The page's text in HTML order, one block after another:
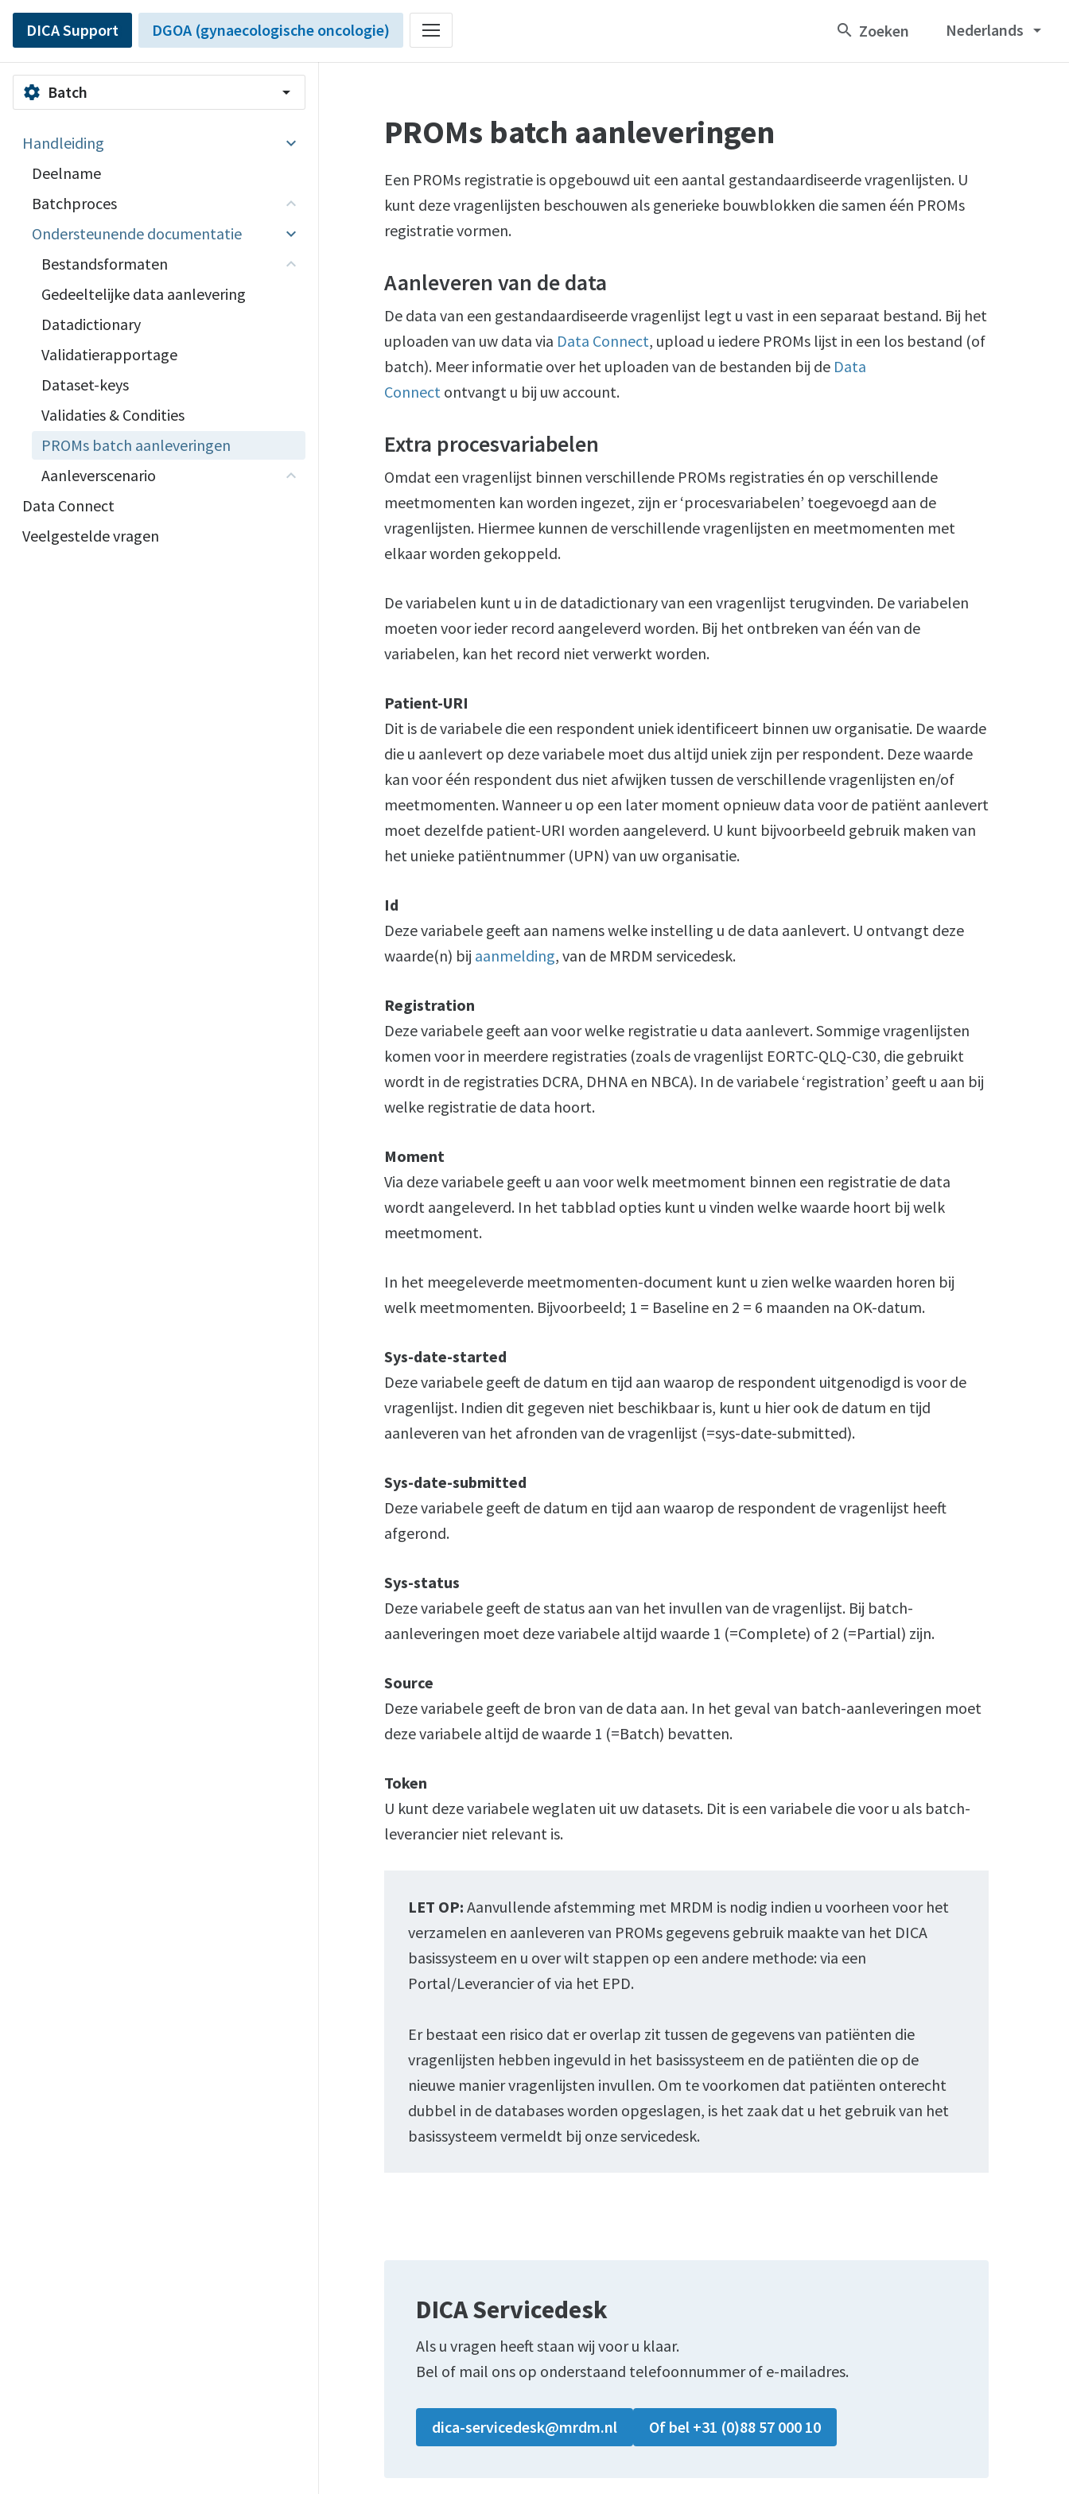
DICA Support DGOA (gynaecologische oncologie) Nederlands arrow_drop_down
settings Batch arrow_drop_down
Handleiding
Deelname
Batchproces
Ondersteunende documentatie
Bestandsformaten
Gedeeltelijke data aanlevering
Datadictionary
Validatierapportage
Dataset-keys
Validaties & Condities
PROMs batch aanleveringen
Aanleverscenario
Data Connect
Veelgestelde vragen
PROMs batch aanleveringen
Een PROMs registratie is opgebouwd uit een aantal gestandaardiseerde vragenlijsten. U
kunt deze vragenlijsten beschouwen als generieke bouwblokken die samen één PROMs
registratie vormen.
Aanleveren van de data
De data van een gestandaardiseerde vragenlijst legt u vast in een separaat bestand. Bij het
uploaden van uw data via Data Connect, upload u iedere PROMs lijst in een los bestand (of
batch). Meer informatie over het uploaden van de bestanden bij de Data
Connect ontvangt u bij uw account.
Extra procesvariabelen
Omdat een vragenlijst binnen verschillende PROMs registraties én op verschillende
meetmomenten kan worden ingezet, zijn er ‘procesvariabelen’ toegevoegd aan de
vragenlijsten. Hiermee kunnen de verschillende vragenlijsten en meetmomenten met
elkaar worden gekoppeld.
De variabelen kunt u in de datadictionary van een vragenlijst terugvinden. De variabelen
moeten voor ieder record aangeleverd worden. Bij het ontbreken van één van de
variabelen, kan het record niet verwerkt worden.
Patient-URI
Dit is de variabele die een respondent uniek identificeert binnen uw organisatie. De waarde
die u aanlevert op deze variabele moet dus altijd uniek zijn per respondent. Deze waarde
kan voor één respondent dus niet afwijken tussen de verschillende vragenlijsten en/of
meetmomenten. Wanneer u op een later moment opnieuw data voor de patiënt aanlevert
moet dezelfde patient-URI worden aangeleverd. U kunt bijvoorbeeld gebruik maken van
het unieke patiëntnummer (UPN) van uw organisatie.
Id
Deze variabele geeft aan namens welke instelling u de data aanlevert. U ontvangt deze
waarde(n) bij aanmelding, van de MRDM servicedesk.
Registration
Deze variabele geeft aan voor welke registratie u data aanlevert. Sommige vragenlijsten
komen voor in meerdere registraties (zoals de vragenlijst EORTC-QLQ-C30, die gebruikt
wordt in de registraties DCRA, DHNA en NBCA). In de variabele ‘registration’ geeft u aan bij
welke registratie de data hoort.
Moment
Via deze variabele geeft u aan voor welk meetmoment binnen een registratie de data
wordt aangeleverd. In het tabblad opties kunt u vinden welke waarde hoort bij welk
meetmoment.
In het meegeleverde meetmomenten-document kunt u zien welke waarden horen bij
welk meetmomenten. Bijvoorbeeld; 1 = Baseline en 2 = 6 maanden na OK-datum.
Sys-date-started
Deze variabele geeft de datum en tijd aan waarop de respondent uitgenodigd is voor de
vragenlijst. Indien dit gegeven niet beschikbaar is, kunt u hier ook de datum en tijd
aanleveren van het afronden van de vragenlijst (=sys-date-submitted).
Sys-date-submitted
Deze variabele geeft de datum en tijd aan waarop de respondent de vragenlijst heeft
afgerond.
Sys-status
Deze variabele geeft de status aan van het invullen van de vragenlijst. Bij batch-
aanleveringen moet deze variabele altijd waarde 1 (=Complete) of 2 (=Partial) zijn.
Source
Deze variabele geeft de bron van de data aan. In het geval van batch-aanleveringen moet
deze variabele altijd de waarde 1 (=Batch) bevatten.
Token
U kunt deze variabele weglaten uit uw datasets. Dit is een variabele die voor u als batch-
leverancier niet relevant is.
LET OP:Aanvullende afstemming met MRDM is nodig indien u voorheen voor het
verzamelen en aanleveren van PROMs gegevens gebruik maakte van het DICA
basissysteem en u over wilt stappen op een andere methode: via een
Portal/Leverancier of via het EPD.
Er bestaat een risico dat er overlap zit tussen de gegevens van patiënten die
vragenlijsten hebben ingevuld in het basissysteem en de patiënten die op de
nieuwe manier vragenlijsten invullen. Om te voorkomen dat patiënten onterecht
dubbel in de databases worden opgeslagen, is het zaak dat u het gebruik van het
basissysteem vermeldt bij onze servicedesk.
DICA Servicedesk
Als u vragen heeft staan wij voor u klaar.
Bel of mail ons op onderstaand telefoonnummer of e-mailadres.
dica-servicedesk@mrdm.nl Of bel +31 (0)88 57 000 10